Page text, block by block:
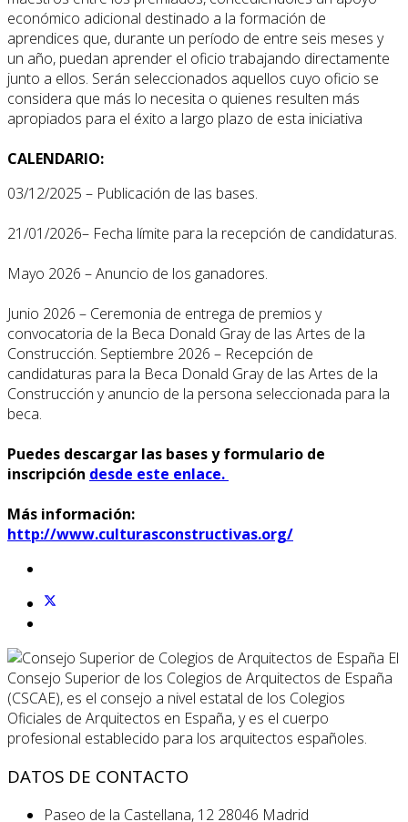
económico adicional destinado a la formación de
aprendices que, durante un período de entre seis meses y
un año, puedan aprender el oficio trabajando directamente
junto a ellos. Serán seleccionados aquellos cuyo oficio se
considera que más lo necesita o quienes resulten más
apropiados para el éxito a largo plazo de esta iniciativa
CALENDARIO:
03/12/2025 – Publicación de las bases.
21/01/2026– Fecha límite para la recepción de candidaturas.
Mayo 2026 – Anuncio de los ganadores.
Junio 2026 – Ceremonia de entrega de premios y
convocatoria de la Beca Donald Gray de las Artes de la
Construcción. Septiembre 2026 – Recepción de
candidaturas para la Beca Donald Gray de las Artes de la
Construcción y anuncio de la persona seleccionada para la
beca.
Puedes descargar las bases y formulario de
inscripción desde este enlace.
Más información:
http://www.culturasconstructivas.org/
El
Consejo Superior de los Colegios de Arquitectos de España
(CSCAE), es el consejo a nivel estatal de los Colegios
Oficiales de Arquitectos en España, y es el cuerpo
profesional establecido para los arquitectos españoles.
DATOS DE CONTACTO
Paseo de la Castellana, 12 28046 Madrid